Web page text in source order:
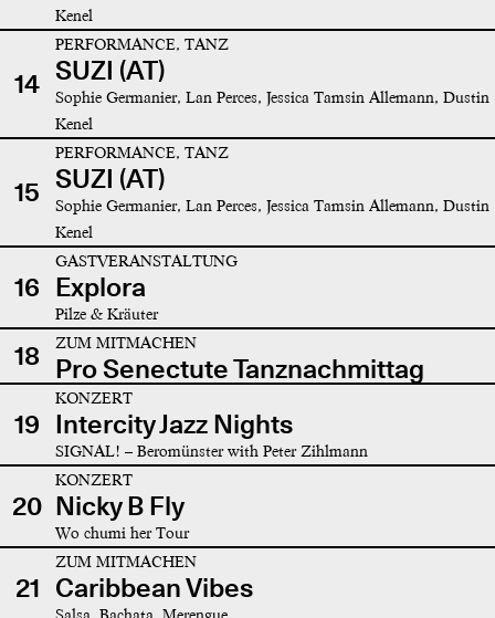
Kenel
14
PERFORMANCE, TANZ
SUZI (AT)
Sophie Germanier, Lan Perces, Jessica Tamsin Allemann, Dustin
Kenel
15
PERFORMANCE, TANZ
SUZI (AT)
Sophie Germanier, Lan Perces, Jessica Tamsin Allemann, Dustin
Kenel
16
GASTVERANSTALTUNG
Explora
Pilze & Kräuter
18 ZUM MITMACHEN
Pro Senectute Tanznachmittag
19
KONZERT
Intercity Jazz Nights
SIGNAL! – Beromünster with Peter Zihlmann
20
KONZERT
Nicky B Fly
Wo chumi her Tour
21
ZUM MITMACHEN
Caribbean Vibes